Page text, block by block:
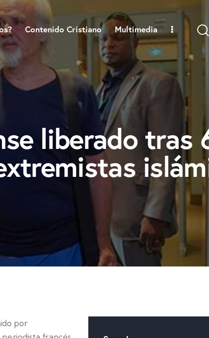
Contenido Cristiano Multimedia
liberado tras
por